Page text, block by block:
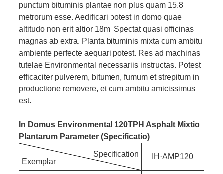
punctum bituminis plantae non plus quam 15.8
metrorum esse. Aedificari potest in domo quae
altitudo non erit altior 18m. Spectat quasi officinas
magnas ab extra. Planta bituminis mixta cum ambitu
ambiente perfecte aequari potest. Res ad machinas
tutelae Environmental necessariis instructas. Potest
efficaciter pulverem, bitumen, fumum et strepitum in
productione removere, et cum ambitu amicissimus
est.
In Domus Environmental 120TPH Asphalt Mixtio
Plantarum Parameter (specificatio)
Exemplar
Specification IH·AMP120